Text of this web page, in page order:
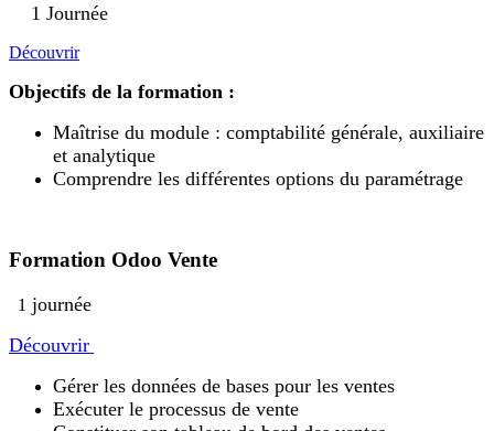
1 Journée
Découvrir
Objectifs de la formation :
Maîtrise du module : comptabilité générale, auxiliaire
et analytique
Comprendre les différentes options du paramétrage
Formation Odoo Vente
1 journée
Découvrir
Gérer les données de bases pour les ventes
Exécuter le processus de vente